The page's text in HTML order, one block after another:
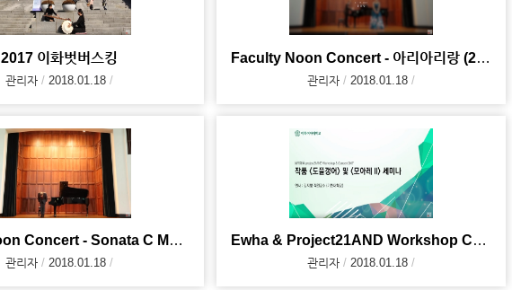
2017 이화벗버스킹
관리자 2018.01.18
Faculty Noon Concert - 아리아리랑 (2017. 10.19)
관리자 2018.01.18
Faculty Noon Concert - Sonata C Major KV.545 (2017
관리자 2018.01.18
Ewha & Project21AND Workshop Concert 2017 - 김지향 교수
관리자 2018.01.18